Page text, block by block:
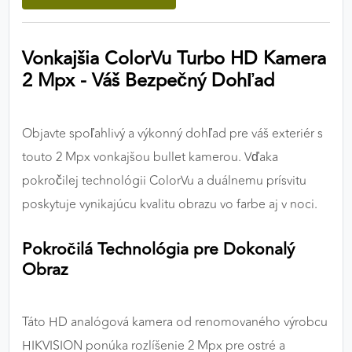
Vonkajšia ColorVu Turbo HD Kamera
2 Mpx - Váš Bezpečný Dohľad
Objavte spoľahlivý a výkonný dohľad pre váš exteriér s
touto 2 Mpx vonkajšou bullet kamerou. Vďaka
pokročilej technológii ColorVu a duálnemu prísvitu
poskytuje vynikajúcu kvalitu obrazu vo farbe aj v noci.
Pokročilá Technológia pre Dokonalý
Obraz
Táto HD analógová kamera od renomovaného výrobcu
HIKVISION ponúka rozlíšenie 2 Mpx pre ostré a
výkon a funkčnosť našich stránok.
Google Analytics
Poskytovateľ: Google
MARKETINGOVÉ COOKIES
správania používateľov naprieč webovými
stránkami. Umožňujú nám a našim partnerom
našom webe aj v reklamných sieťach tretích strán.
Poskytovateľ: Google